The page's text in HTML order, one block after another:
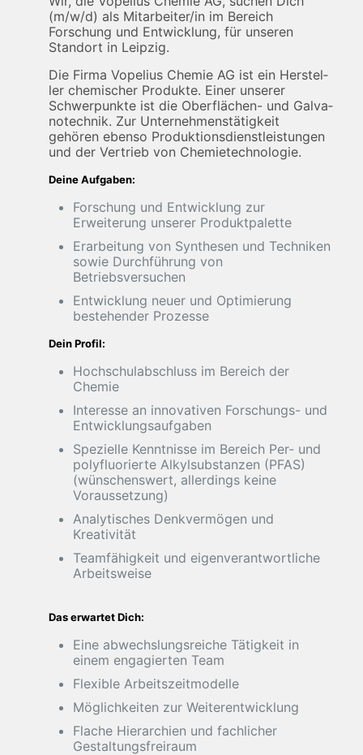
(m/w/d) als Mitarbeiter/in im Bereich
Forschung und Entwicklung, für unseren
Standort in Leipzig.
Die Fir­ma Vopelius Chemie AG ist ein Her­stel­
ler che­mi­scher Pro­duk­te. Einer unserer
Schwerpunkte ist die Ober­flä­chen- und Gal­va­
notechnik. Zur Un­ter­neh­mens­tä­tig­keit
gehören ebenso Pro­duk­ti­ons­dienst­leis­tun­gen
und der Ver­trieb von Che­mie­tech­no­lo­gie.
Deine Aufgaben:
Forschung und Entwicklung zur
Erweiterung unserer Produktpalette
Erarbeitung von Synthesen und Techniken
sowie Durchführung von
Betriebsversuchen
Entwicklung neuer und Optimierung
bestehender Prozesse
Dein Profil:
Hochschulabschluss im Bereich der
Chemie
Interesse an innovativen Forschungs- und
Entwicklungsaufgaben
Spezielle Kenntnisse im Bereich Per- und
polyfluorierte Alkylsubstanzen (PFAS)
(wünschenswert, allerdings keine
Voraussetzung)
Analytisches Denkvermögen und
Kreativität
Teamfähigkeit und eigenverantwortliche
Arbeitsweise
Das erwartet Dich:
Eine abwechslungsreiche Tätigkeit in
einem engagierten Team
Flexible Arbeitszeitmodelle
Möglichkeiten zur Weiterentwicklung
Flache Hierarchien und fachlicher
Gestaltungsfreiraum